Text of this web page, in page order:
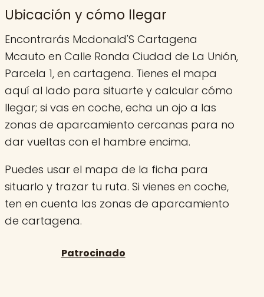
Ubicación y cómo llegar
Encontrarás Mcdonald'S Cartagena
Mcauto en Calle Ronda Ciudad de La Unión,
Parcela 1, en cartagena. Tienes el mapa
aquí al lado para situarte y calcular cómo
llegar; si vas en coche, echa un ojo a las
zonas de aparcamiento cercanas para no
dar vueltas con el hambre encima.
Puedes usar el mapa de la ficha para
situarlo y trazar tu ruta. Si vienes en coche,
ten en cuenta las zonas de aparcamiento
de cartagena.